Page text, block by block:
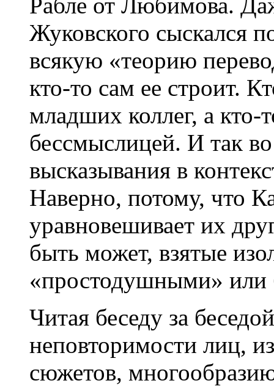
Жуковского сыскался
всякую «теорию
кто-то сам ее строит.
младших коллег, а кто-
бессмыслицей. И так
высказывания в
Наверно, потому, что
уравновешивает их
быть может, взятые
«простодушными» или
Читая беседу за
неповторимости лиц,
сюжетов,